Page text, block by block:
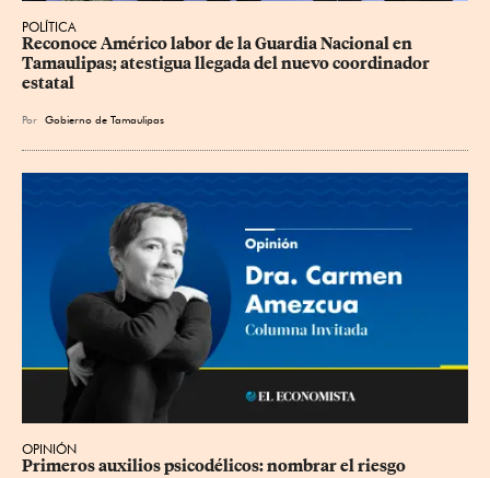
POLÍTICA
Reconoce Américo labor de la Guardia Nacional en
Tamaulipas; atestigua llegada del nuevo coordinador
estatal
Por Gobierno de Tamaulipas
OPINIÓN
Primeros auxilios psicodélicos: nombrar el riesgo